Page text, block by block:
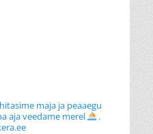
maja ja peaaegu
aja veedame merel
.